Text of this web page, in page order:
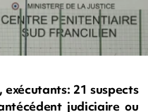
21 suspects
judiciaire ou